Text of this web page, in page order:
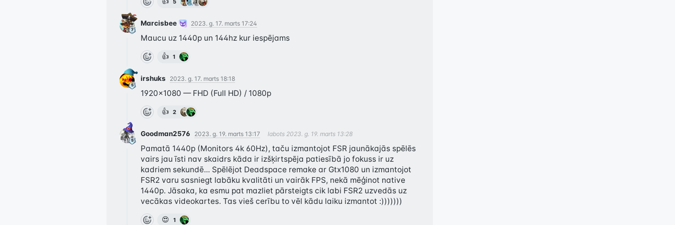
Marcisbee 2023. g. 17. marts 17:24
Maucu uz 1440p un 144hz kur iespējams
👍 1
irshuks 2023. g. 17. marts 18:18
1920x1080 — FHD (Full HD) / 1080p
👍 2
Goodman2576 2023. g. 19. marts 13:17 labots 2023. g. 19. marts 13:28
Pamatā 1440p (Monitors 4k 60Hz), taču izmantojot FSR jaunākajās spēlēs
vairs jau īsti nav skaidrs kāda ir izšķirtspēja patiesībā jo fokuss ir uz
kadriem sekundē... Spēlējot Deadspace remake ar Gtx1080 un izmantojot
FSR2 varu sasniegt labāku kvalitāti un vairāk FPS, nekā mēģinot native
1440p. Jāsaka, ka esmu pat mazliet pārsteigts cik labi FSR2 uzvedās uz
vecākas videokartes. Tas vieš cerību to vēl kādu laiku izmantot :)))))))
😍 1